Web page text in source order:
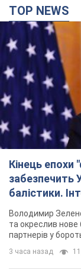
TOP NEWS
Кінець епохи
забезпечить
балістики.
Володимир
та окреслив нове
партнерів у
3 часа назад